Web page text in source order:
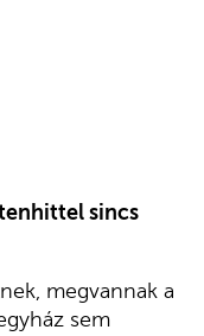
sincs
megvannak a
sem